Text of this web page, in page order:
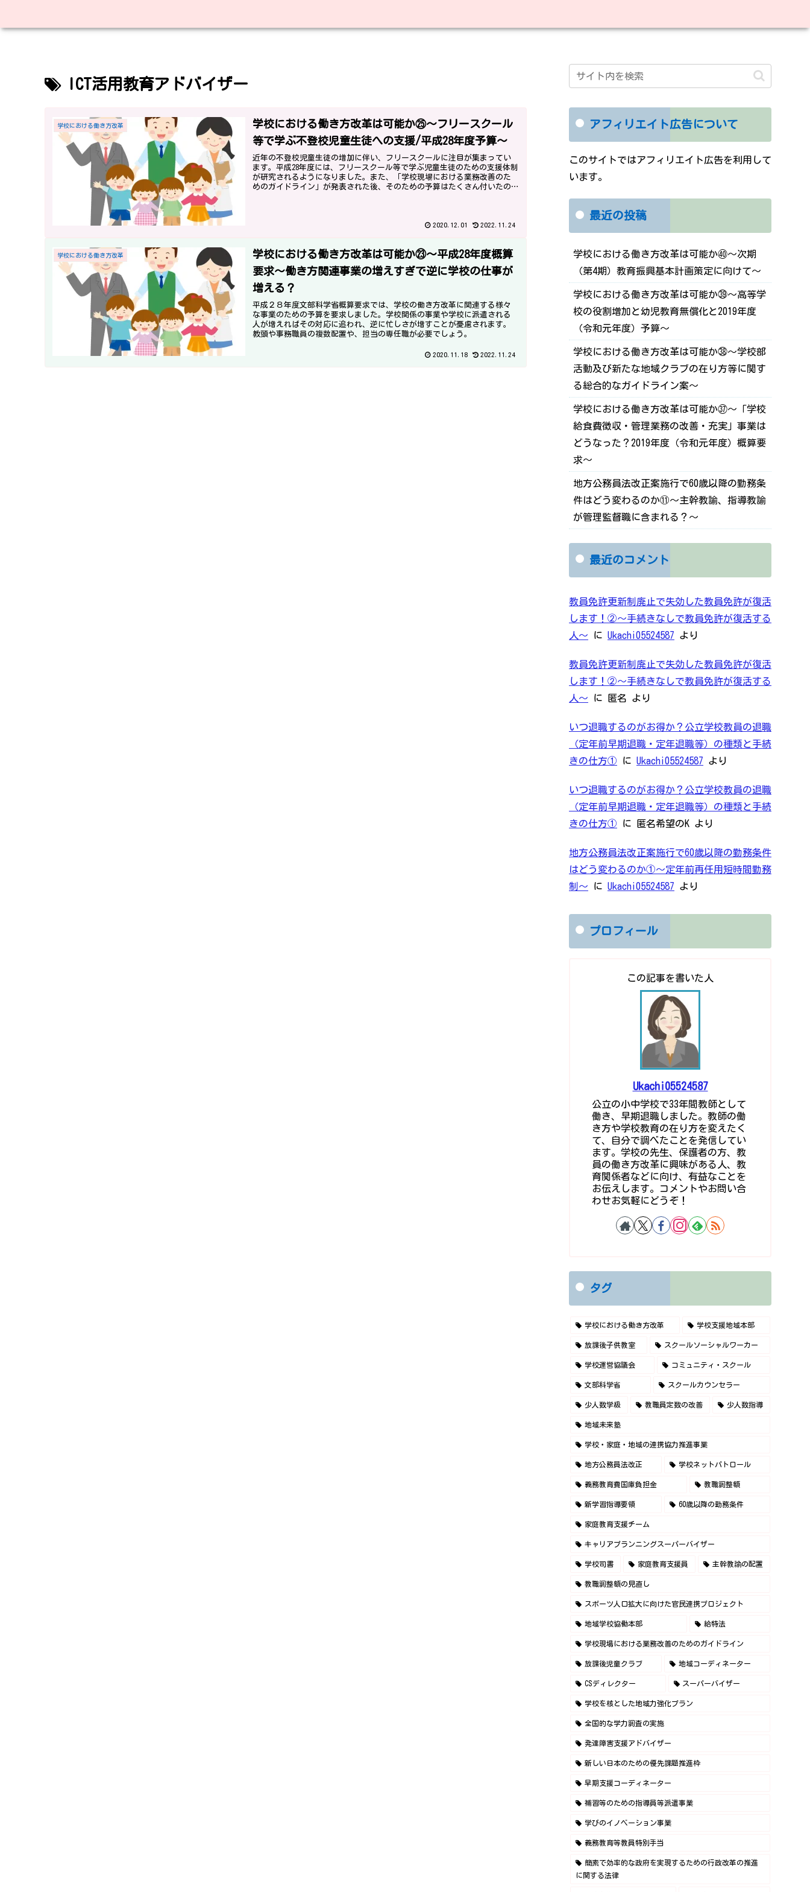
ICT活用教育アドバイザー
学校における働き方改革
学校における働き方改革は可能か㉕～フリースクール
等で学ぶ不登校児童生徒への支援/平成28年度予算～
近年の不登校児童生徒の増加に伴い、フリースクールに注目が集まってい
ます。平成28年度には、フリースクール等で学ぶ児童生徒のための支援体制
が研究されるようになりました。また、「学校現場における業務改善のた
めのガイドライン」が発表された後、そのための予算はたくさん付いたの
2020.12.01 2022.11.24
学校における働き方改革
学校における働き方改革は可能か㉓～平成28年度概算
要求～働き方関連事業の増えすぎで逆に学校の仕事が
増える？
平成２８年度文部科学省概算要求では、学校の働き方改革に関連する様々
な事業のための予算を要求しました。学校関係の事業や学校に派遣される
人が増えればその対応に追われ、逆に忙しさが増すことが憂慮されます。
教頭や事務職員の複数配置や、担当の専任職が必要でしょう。
2020.11.18 2022.11.24
アフィリエイト広告について
このサイトではアフィリエイト広告を利用して
います。
最近の投稿
学校における働き方改革は可能か㊵～次期
（第4期）教育振興基本計画策定に向けて～
学校における働き方改革は可能か㊴～高等学
校の役割増加と幼児教育無償化と2019年度
（令和元年度）予算～
学校における働き方改革は可能か㊳～学校部
活動及び新たな地域クラブの在り方等に関す
る総合的なガイドライン案～
学校における働き方改革は可能か㊲～「学校
給食費徴収・管理業務の改善・充実」事業は
どうなった？2019年度（令和元年度）概算要
求～
地方公務員法改正案施行で60歳以降の勤務条
件はどう変わるのか⑪～主幹教諭、指導教諭
が管理監督職に含まれる？～
最近のコメント
教員免許更新制廃止で失効した教員免許が復活
します！②～手続きなしで教員免許が復活する
人～ に Ukachi05524587 より
教員免許更新制廃止で失効した教員免許が復活
します！②～手続きなしで教員免許が復活する
人～ に 匿名 より
いつ退職するのがお得か？公立学校教員の退職
（定年前早期退職・定年退職等）の種類と手続
きの仕方① に Ukachi05524587 より
いつ退職するのがお得か？公立学校教員の退職
（定年前早期退職・定年退職等）の種類と手続
きの仕方① に 匿名希望のK より
地方公務員法改正案施行で60歳以降の勤務条件
はどう変わるのか①～定年前再任用短時間勤務
制～ に Ukachi05524587 より
プロフィール
この記事を書いた人
Ukachi05524587
公立の小中学校で33年間教師として
働き、早期退職しました。教師の働
き方や学校教育の在り方を変えたく
て、自分で調べたことを発信してい
ます。学校の先生、保護者の方、教
員の働き方改革に興味がある人、教
育関係者などに向け、有益なことを
お伝えします。コメントやお問い合
わせお気軽にどうぞ！
タグ
学校における働き方改革 学校支援地域本部
放課後子供教室 スクールソーシャルワーカー
学校運営協議会 コミュニティ・スクール
文部科学省 スクールカウンセラー
少人数学級 教職員定数の改善 少人数指導
地域未来塾
学校・家庭・地域の連携協力推進事業
地方公務員法改正 学校ネットパトロール
義務教育費国庫負担金 教職調整額
新学習指導要領 60歳以降の勤務条件
家庭教育支援チーム
キャリアプランニングスーパーバイザー
学校司書 家庭教育支援員 主幹教諭の配置
教職調整額の見直し
スポーツ人口拡大に向けた官民連携プロジェクト
地域学校協働本部 給特法
学校現場における業務改善のためのガイドライン
放課後児童クラブ 地域コーディネーター
CSディレクター スーパーバイザー
学校を核とした地域力強化プラン
全国的な学力調査の実施
発達障害支援アドバイザー
新しい日本のための優先課題推進枠
早期支援コーディネーター
補習等のための指導員等派遣事業
学びのイノベーション事業
義務教育等教員特別手当
簡素で効率的な政府を実現するための行政改革の推進
に関する法律